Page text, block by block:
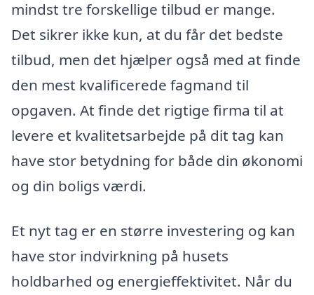
mindst tre forskellige tilbud er mange.
Det sikrer ikke kun, at du får det bedste
tilbud, men det hjælper også med at finde
den mest kvalificerede fagmand til
opgaven. At finde det rigtige firma til at
levere et kvalitetsarbejde på dit tag kan
have stor betydning for både din økonomi
og din boligs værdi.
Et nyt tag er en større investering og kan
have stor indvirkning på husets
holdbarhed og energieffektivitet. Når du